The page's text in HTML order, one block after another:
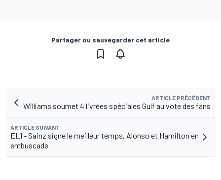
Partager ou sauvegarder cet article
ARTICLE PRÉCÉDENT
Williams soumet 4 livrées spéciales Gulf au vote des fans
ARTICLE SUIVANT
EL1 - Sainz signe le meilleur temps, Alonso et Hamilton en
embuscade